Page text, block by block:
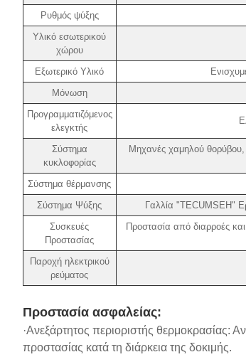
Ρυθμός ψύξης
Υλικό εσωτερικού
χώρου
Εξωτερικό Υλικό
Μόνωση
Προγραμματιζόμενος
ελεγκτής
Σύστημα
κυκλοφορίας
Μηχανές χαμηλού θορύβου,
Σύστημα θέρμανσης
Σύστημα Ψύξης
Γαλλία "TECUMSEH"
Συσκευές
Προστασίας
Προστασία από διαρροές
Παροχή ηλεκτρικού
ρεύματος
Προστασία ασφαλείας:
·Ανεξάρτητος περιοριστής θερμοκρασίας:
προστασίας κατά τη διάρκεια της δοκιμής.